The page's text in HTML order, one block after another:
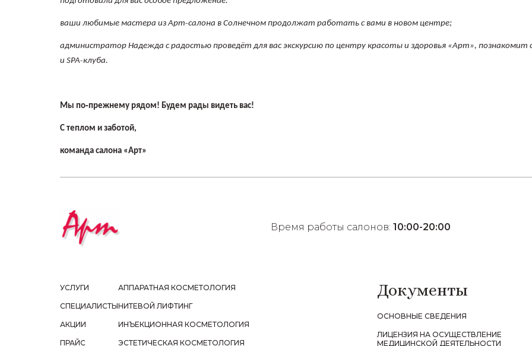
ваши любимые мастера из Арт‑салона в Солнечном продолжат работать с вами в новом центре;
администратор Надежда с радостью проведёт для вас экскурсию по центру красоты и здоровья «Арт», познакомит
и SPA‑клуба.
Мы по‑прежнему рядом! Будем рады видеть вас!
С теплом и заботой,
команда салона «Арт»
Время работы салонов: 10:00-20:00
УСЛУГИ
СПЕЦИАЛИСТЫ
АКЦИИ
ПРАЙС
АППАРАТНАЯ КОСМЕТОЛОГИЯ
НИТЕВОЙ ЛИФТИНГ
ИНЪЕКЦИОННАЯ КОСМЕТОЛОГИЯ
ЭСТЕТИЧЕСКАЯ КОСМЕТОЛОГИЯ
Документы
ОСНОВНЫЕ СВЕДЕНИЯ
ЛИЦЕНЗИЯ НА ОСУЩЕСТВЛЕНИЕ
МЕДИЦИНСКОЙ ДЕЯТЕЛЬНОСТИ